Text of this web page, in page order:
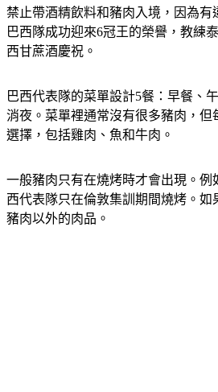
但巴西代表隊不能隨心所欲想帶什麼
禁止帶酒精飲料和豬肉入境，因為
巴西隊成功迎來6冠王的榮譽，教練
巴西代表隊的菜單設計5餐：早餐、
消夜。菜單裡通常沒有很多豬肉，但
一般豬肉只有在燒烤時才會出現。例
西代表隊只在倫敦集訓期間燒烤。如